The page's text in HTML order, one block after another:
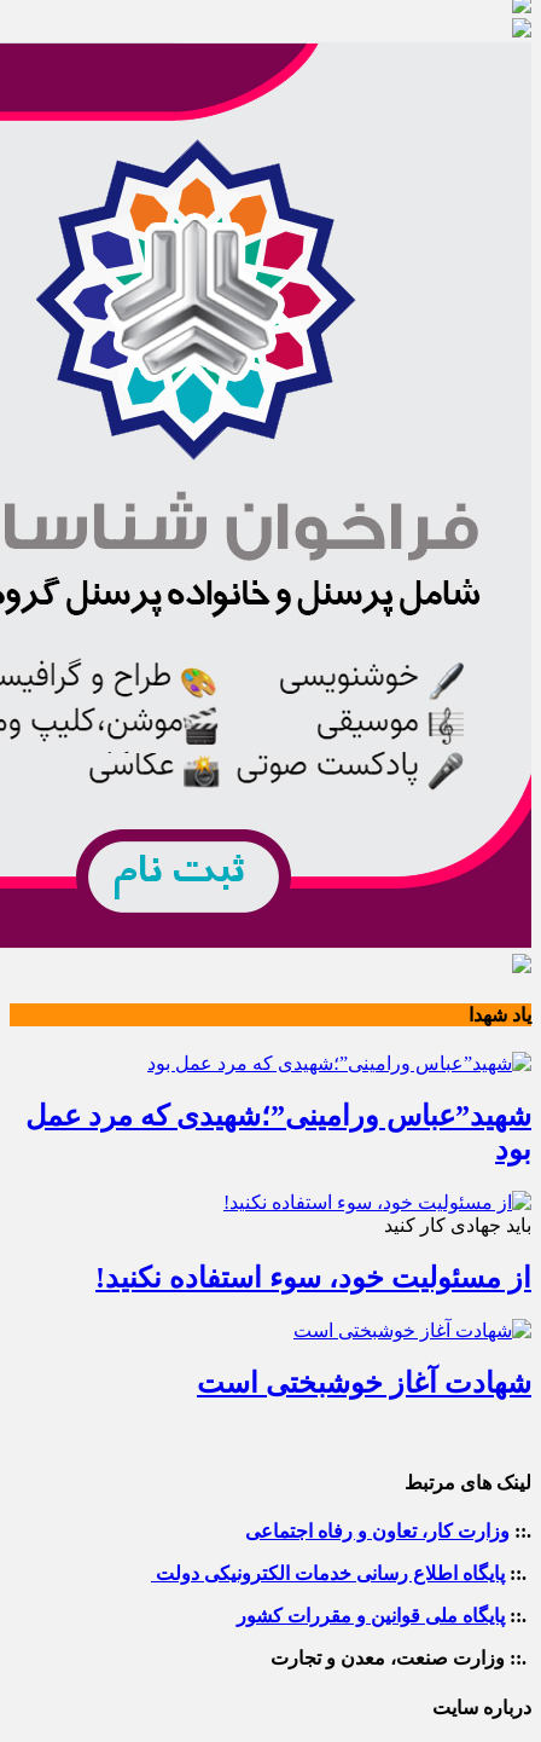
یاد شهدا
شهید”عباس ورامینی”؛شهیدی که مرد عمل
بود
باید جهادی کار کنید
از مسئولیت خود، سوء استفاده نکنید!
شهادت آغاز خوشبختی است
لینک های مرتبط
.:: وزارت کار، تعاون و رفاه اجتماعی
.:: پایگاه اطلاع رسانی خدمات الکترونیکی دولت
.:: پایگاه ملی قوانین و مقررات کشور
.:: وزارت صنعت، معدن و تجارت
درباره سایت